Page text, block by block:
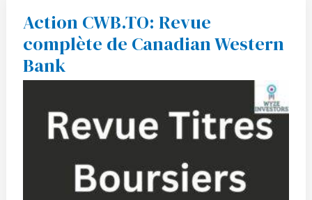
Action CWB.TO: Revue
complète de Canadian Western
Bank
Action
CWB.TO:
Revue
complète
de
Canadian
Western